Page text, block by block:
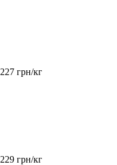
227 грн/кг
229 грн/кг